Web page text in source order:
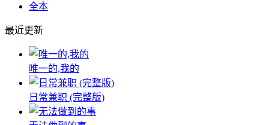
全本
最近更新